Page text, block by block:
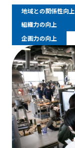
地域との関係性向上
組織力の向上
企画力の向上